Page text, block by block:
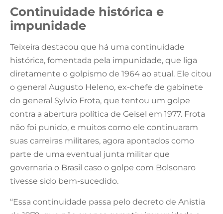
Continuidade histórica e
impunidade
Teixeira destacou que há uma continuidade
histórica, fomentada pela impunidade, que liga
diretamente o golpismo de 1964 ao atual. Ele citou
o general Augusto Heleno, ex-chefe de gabinete
do general Sylvio Frota, que tentou um golpe
contra a abertura política de Geisel em 1977. Frota
não foi punido, e muitos como ele continuaram
suas carreiras militares, agora apontados como
parte de uma eventual junta militar que
governaria o Brasil caso o golpe com Bolsonaro
tivesse sido bem-sucedido.
“Essa continuidade passa pelo decreto de Anistia